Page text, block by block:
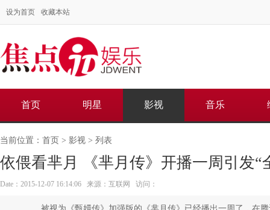
设为首页 收藏本站
首页 明星 影视 音乐
当前位置： 首页 > 影视 > 列表
依偎看芈月 《芈月传》开播一周引发“
Date：2015-12-07 16:14:06 来源：互联网 访问：